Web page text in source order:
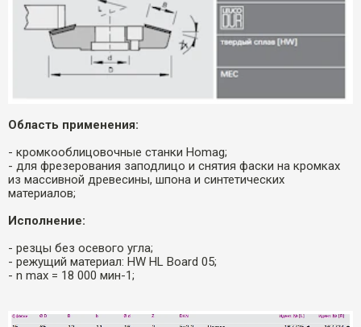
Область применения:
- кромкооблицовочные станки Homag;
- для фрезерования заподлицо и снятия фаски на кромках
из массивной древесины, шпона и синтетических
материалов;
Исполнение:
- резцы без осевого угла;
- режущий материал: HW HL Board 05;
- n max = 18 000 мин-1;